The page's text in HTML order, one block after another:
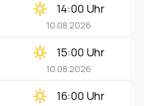
clear_day 14:00 Uhr
10.08.2026
clear_day 15:00 Uhr
10.08.2026
clear_day 16:00 Uhr